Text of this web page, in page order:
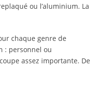
ou l’aluminium. La
chaque genre de
: personnel ou
assez importante. De